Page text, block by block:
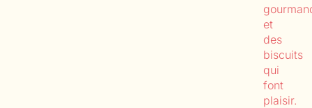
et
des
biscuits
qui
font
plaisir.